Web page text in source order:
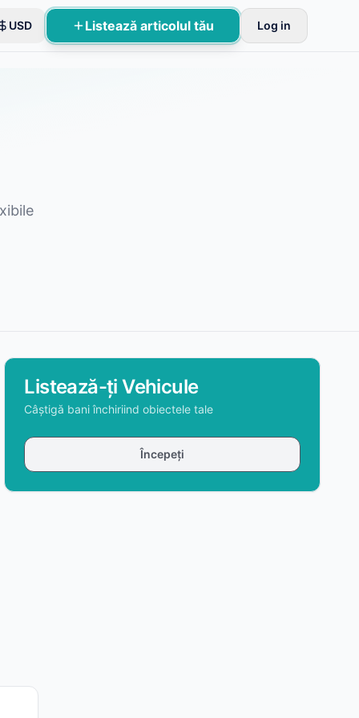
USD Listează articolul tău Log in
Listează-ți Vehicule
Câștigă bani închiriind obiectele tale
Începeți